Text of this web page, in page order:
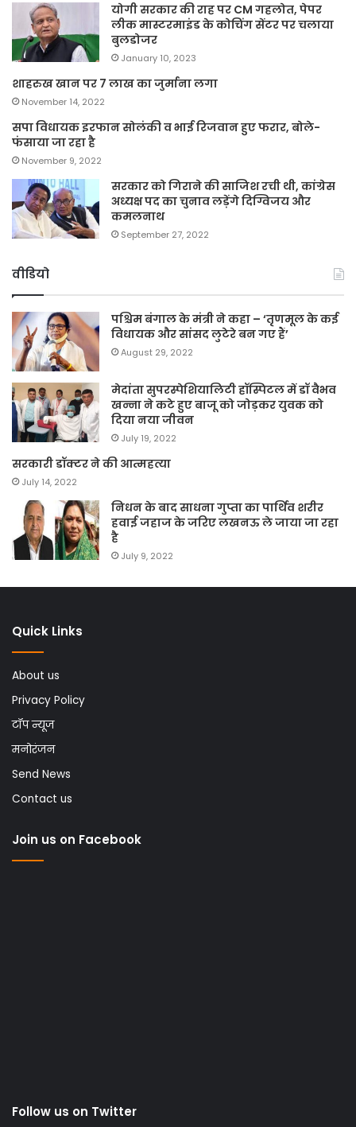
योगी सरकार की राह पर CM गहलोत, पेपर
लीक मास्टरमाइंड के कोचिंग सेंटर पर चलाया
बुलडोजर
January 10, 2023
शाहरुख खान पर 7 लाख का जुर्माना लगा
November 14, 2022
सपा विधायक इरफान सोलंकी व भाई रिजवान हुए फरार, बोले-
फंसाया जा रहा है
November 9, 2022
सरकार को गिराने की साजिश रची थी, कांग्रेस
अध्यक्ष पद का चुनाव लड़ेंगे दिग्विजय और
कमलनाथ
September 27, 2022
वीडियो
पश्चिम बंगाल के मंत्री ने कहा – ‘तृणमूल के कई
विधायक और सांसद लुटेरे बन गए हैं’
August 29, 2022
मेदांता सुपरस्पेशियालिटी हॉस्पिटल में डॉ वैभव
खन्ना ने कटे हुए बाजू को जोड़कर युवक को
दिया नया जीवन
July 19, 2022
सरकारी डॉक्टर ने की आत्महत्या
July 14, 2022
निधन के बाद साधना गुप्ता का पार्थिव शरीर
हवाई जहाज के जरिए लखनऊ ले जाया जा रहा
है
July 9, 2022
Quick Links
About us
Privacy Policy
टॉप न्यूज
मनोरंजन
Send News
Contact us
Join us on Facebook
Follow us on Twitter